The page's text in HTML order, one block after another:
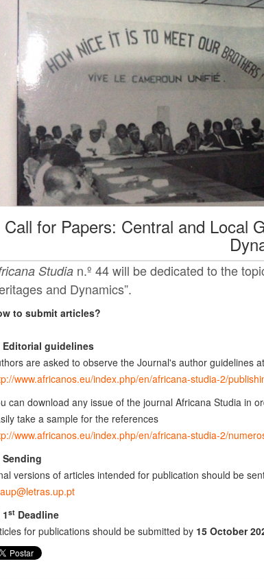
Call for Papers: Central and Local
Studian.º 44 will be dedicated to the
and Dynamics”.
to submit articles?
Editorial guidelines
are asked to observe the Journal's author guidelines
www.africanos.eu/index.php/en/africana-studia-2/
can download any issue of the journal Africana Studia in
take a sample for the references
www.africanos.eu/index.php/en/africana-studia-2/
Sending
versions of articles intended for publication should be
stDeadline
for publications should be submitted by15 October